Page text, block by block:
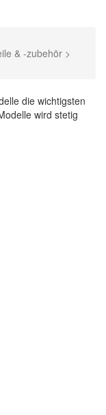
& -zubehör >
die wichtigsten
wird stetig